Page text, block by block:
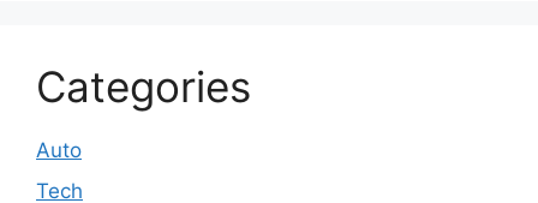
Categories
Auto
Tech